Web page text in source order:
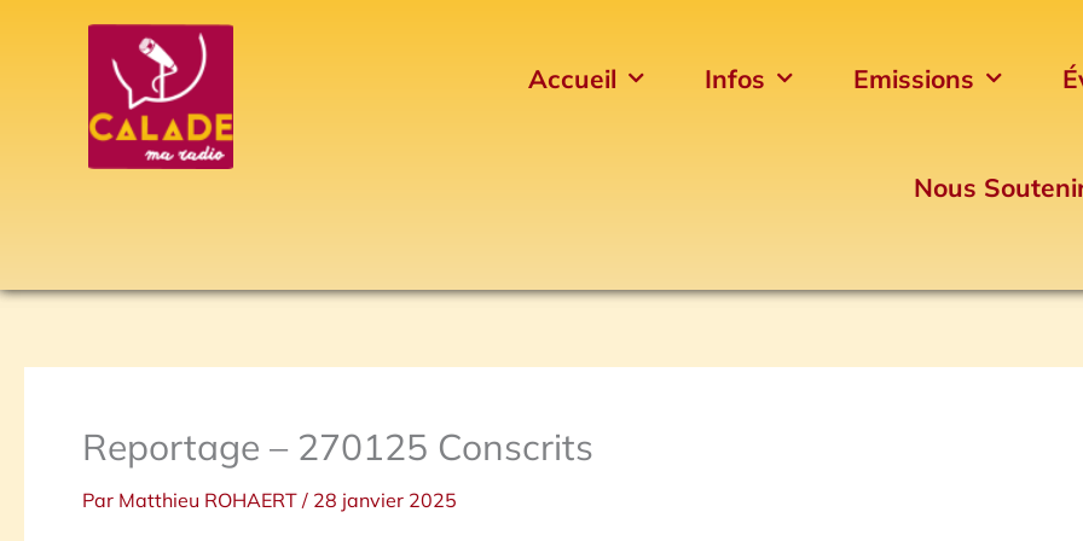
Accueil Infos Emissions
Nous
Reportage – 270125 Conscrits
Par Matthieu ROHAERT / 28 janvier 2025